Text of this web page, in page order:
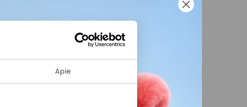
Apie
naudojimo taisyklėse nurodytas
kortele, atsakys konsultantai tel. +370 5
bei švenčių dienomis 10–18 val.